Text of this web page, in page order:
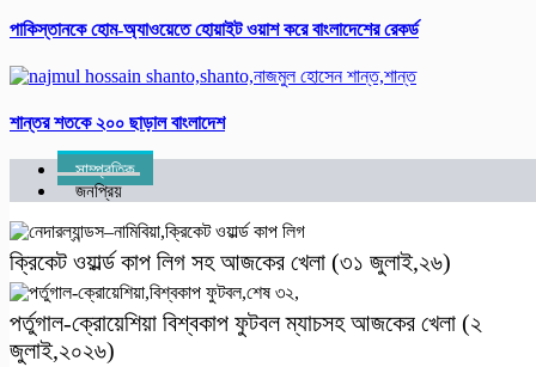
পাকিস্তানকে হোম-অ্যাওয়েতে হোয়াইট ওয়াশ করে বাংলাদেশের রেকর্ড‌
শান্তর শতকে ২০০ ছাড়াল বাংলাদেশ
সাম্প্রতিক
জনপ্রিয়
ক্রিকেট ওয়ার্ল্ড কাপ লিগ সহ আজকের খেলা (৩১ জুলাই,২৬)
পর্তুগাল-ক্রোয়েশিয়া বিশ্বকাপ ফুটবল ম্যাচসহ আজকের খেলা (২
জুলাই,২০২৬)